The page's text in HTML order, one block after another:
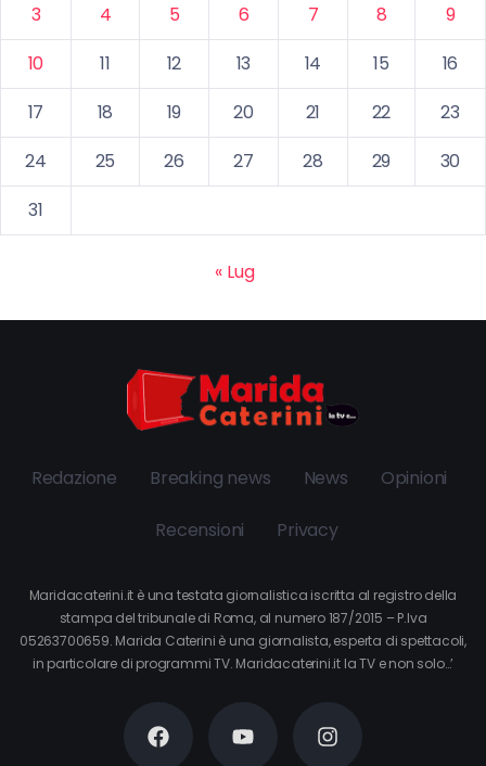
3
4 5 6 7 8
9
10
11 12 13 14 15
16
17
18 19 20 21 22
23
24
25 26 27 28 29
30
31
« Lug
Redazione Breaking news News Opinioni
Recensioni Privacy
Maridacaterini.it è una testata giornalistica iscritta al registro della
stampa del tribunale di Roma, al numero 187/2015 – P.Iva
05263700659. Marida Caterini è una giornalista, esperta di spettacoli,
in particolare di programmi TV. Maridacaterini.it la TV e non solo…’